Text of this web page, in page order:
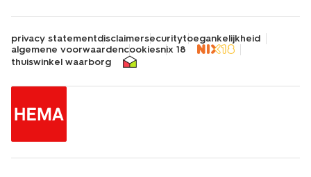
privacy statementdisclaimersecuritytoegankelijkheid
algemene voorwaardencookiesnix 18
thuiswinkel waarborg